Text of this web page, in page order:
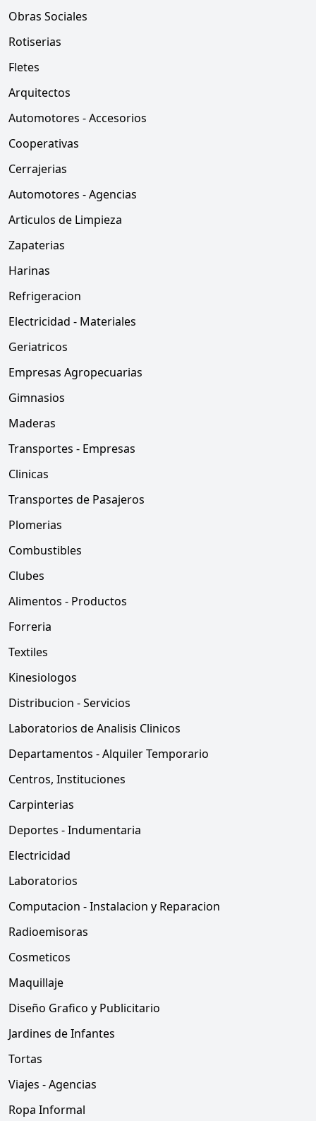
Obras Sociales
Rotiserias
Fletes
Arquitectos
Automotores - Accesorios
Cooperativas
Cerrajerias
Automotores - Agencias
Articulos de Limpieza
Zapaterias
Harinas
Refrigeracion
Electricidad - Materiales
Geriatricos
Empresas Agropecuarias
Gimnasios
Maderas
Transportes - Empresas
Clinicas
Transportes de Pasajeros
Plomerias
Combustibles
Clubes
Alimentos - Productos
Forreria
Textiles
Kinesiologos
Distribucion - Servicios
Laboratorios de Analisis Clinicos
Departamentos - Alquiler Temporario
Centros, Instituciones
Carpinterias
Deportes - Indumentaria
Electricidad
Laboratorios
Computacion - Instalacion y Reparacion
Radioemisoras
Cosmeticos
Maquillaje
Diseño Grafico y Publicitario
Jardines de Infantes
Tortas
Viajes - Agencias
Ropa Informal